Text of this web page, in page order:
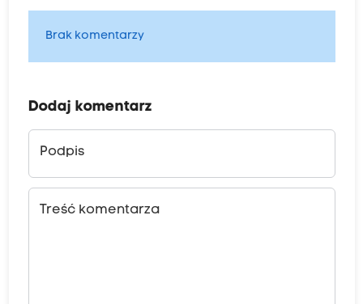
Brak komentarzy
Dodaj komentarz
Podpis
Treść komentarza